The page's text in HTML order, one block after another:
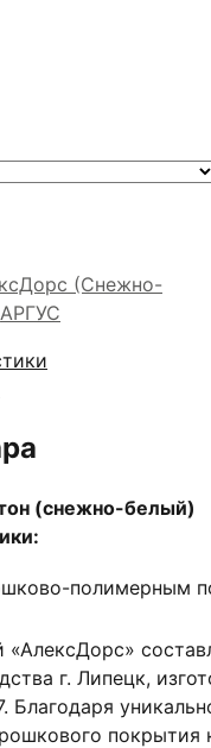
(Снежно-
АРГУС
(снежно-белый)
полимерным
«АлексДорс»
г. Липецк,
Благодаря
покрытия